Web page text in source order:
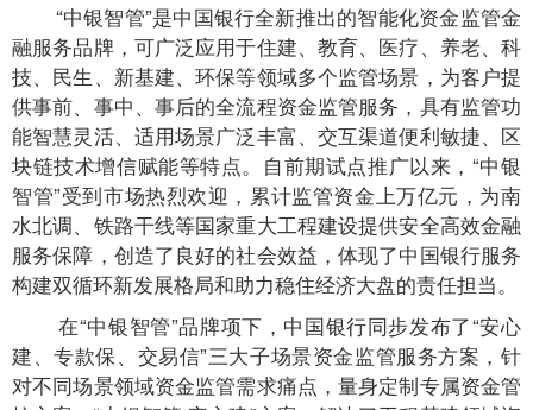
“中银智管”是中国银行全新推出的智能化资金监管金
融服务品牌，可广泛应用于住建、教育、医疗、养老、科
技、民生、新基建、环保等领域多个监管场景，为客户提
供事前、事中、事后的全流程资金监管服务，具有监管功
能智慧灵活、适用场景广泛丰富、交互渠道便利敏捷、区
块链技术增信赋能等特点。自前期试点推广以来，“中银
智管”受到市场热烈欢迎，累计监管资金上万亿元，为南
水北调、铁路干线等国家重大工程建设提供安全高效金融
服务保障，创造了良好的社会效益，体现了中国银行服务
构建双循环新发展格局和助力稳住经济大盘的责任担当。
在“中银智管”品牌项下，中国银行同步发布了“安心
建、专款保、交易信”三大子场景资金监管服务方案，针
对不同场景领域资金监管需求痛点，量身定制专属资金管